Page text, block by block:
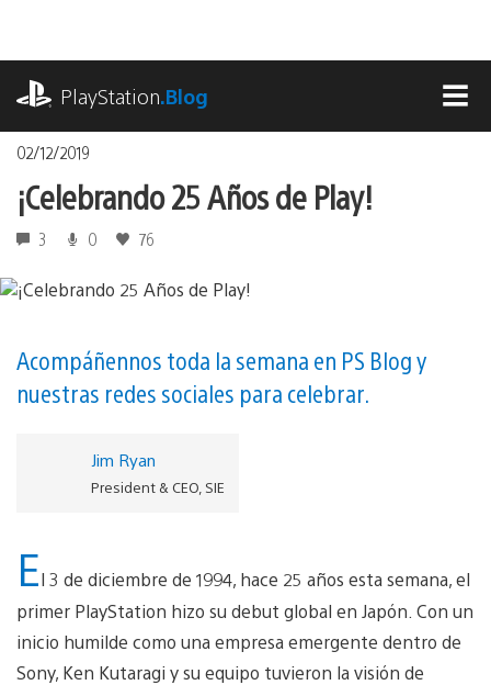
contenido
PlayStation.Blog
02/12/2019
¡Celebrando 25 Años de Play!
3 0 76
Acompáñennos toda la semana en PS Blog y
nuestras redes sociales para celebrar.
Jim Ryan
President & CEO, SIE
El 3 de diciembre de 1994, hace 25 años esta semana, el
primer PlayStation hizo su debut global en Japón. Con un
inicio humilde como una empresa emergente dentro de
Sony, Ken Kutaragi y su equipo tuvieron la visión de